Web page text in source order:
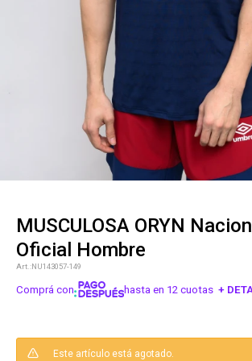
MUSCULOSA ORYN
Oficial Hombre
NU143057-149
Comprá con hasta en 12 cuotas +
Este artículo está agotado.